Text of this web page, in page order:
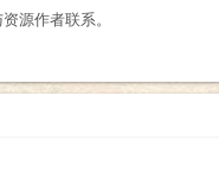
源作者联系。